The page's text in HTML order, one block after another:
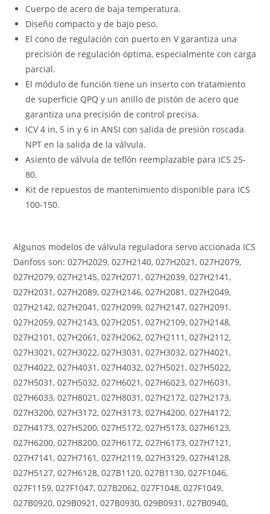
Cuerpo de acero de baja temperatura.
Diseño compacto y de bajo peso.
El cono de regulación con puerto en V garantiza una
precisión de regulación óptima, especialmente con carga
parcial.
El módulo de función tiene un inserto con tratamiento
de superficie QPQ y un anillo de pistón de acero que
garantiza una precisión de control precisa.
ICV 4 in, 5 in y 6 in ANSI con salida de presión roscada
NPT en la salida de la válvula.
Asiento de válvula de teflón reemplazable para ICS 25-
80.
Kit de repuestos de mantenimiento disponible para ICS
100-150.
Algunos modelos de válvula reguladora servo accionada ICS
Danfoss son: 027H2029, 027H2140, 027H2021, 027H2079,
027H2079, 027H2145, 027H2071, 027H2039, 027H2141,
027H2031, 027H2089, 027H2146, 027H2081, 027H2049,
027H2142, 027H2041, 027H2099, 027H2147, 027H2091,
027H2059, 027H2143, 027H2051, 027H2109, 027H2148,
027H2101, 027H2061, 027H2062, 027H2111, 027H2112,
027H3021, 027H3022, 027H3031, 027H3032, 027H4021,
027H4022, 027H4031, 027H4032, 027H5021, 027H5022,
027H5031, 027H5032, 027H6021, 027H6023, 027H6031,
027H6033, 027H8021, 027H8031, 027H2172, 027H2173,
027H3200, 027H3172, 027H3173, 027H4200, 027H4172,
027H4173, 027H5200, 027H5172, 027H5173, 027H6123,
027H6200, 027H8200, 027H6172, 027H6173, 027H7121,
027H7141, 027H7161, 027H2119, 027H3129, 027H4128,
027H5127, 027H6128, 027B1120, 027B1130, 027F1046,
027F1159, 027F1047, 027B2062, 027F1048, 027F1049,
027B0920, 029B0921, 027B0930, 029B0931, 027B0940,